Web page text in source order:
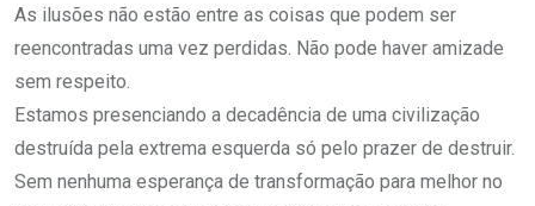
As ilusões não estão entre as coisas que podem ser
reencontradas uma vez perdidas. Não pode haver amizade
sem respeito.
Estamos presenciando a decadência de uma civilização
destruída pela extrema esquerda só pelo prazer de destruir.
Sem nenhuma esperança de transformação para melhor no